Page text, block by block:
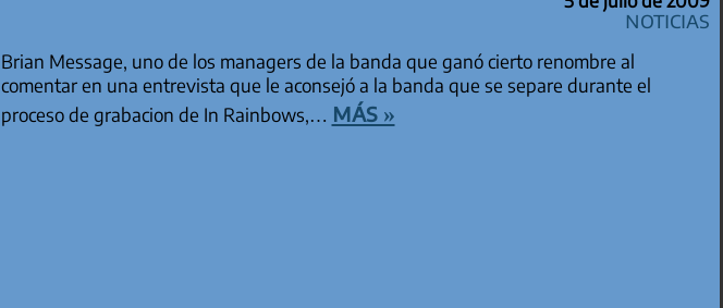
Noticias
Brian Message, uno de los managers de la banda que ganó cierto renombre al
comentar en una entrevista que le aconsejó a la banda que se separe durante el
proceso de grabacion de In Rainbows,… más »